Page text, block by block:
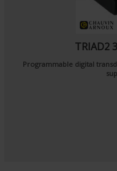
TRIAD2
Programmable digital